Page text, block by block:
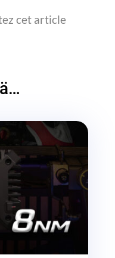
cet article